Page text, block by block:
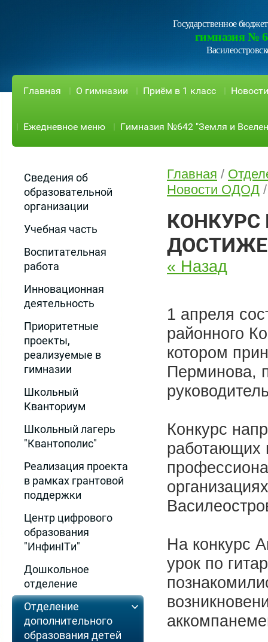
Государственное
гимназия №
Главная О гимназии Приём в 1 класс Новости
Ежедневное меню Гимназия №642 "Земля и
Сведения об
образовательной
организации
Учебная часть
Воспитательная
работа
Инновационная
деятельность
Приоритетные
проекты,
реализуемые в
гимназии
Школьный
Кванториум
Школьный лагерь
"Квантополис"
Реализация проекта
в рамках грантовой
поддержки
Центр цифрового
образования
"ИнфинITи"
Дошкольное
отделение
Отделение
дополнительного
образования детей
Главная /
Новости ОДОД
КОНКУРС
« Назад
1 апреля
районного
котором
Перминова,
Конкурс
работающих
На конкурс
урок по